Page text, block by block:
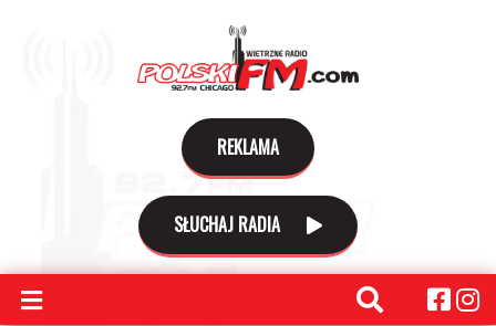
REKLAMA
SŁUCHAJ RADIA